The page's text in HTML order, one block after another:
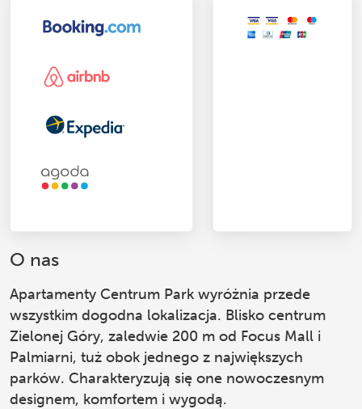
O nas
Apartamenty Centrum Park wyróżnia przede
wszystkim dogodna lokalizacja. Blisko centrum
Zielonej Góry, zaledwie 200 m od Focus Mall i
Palmiarni, tuż obok jednego z największych
parków. Charakteryzują się one nowoczesnym
designem, komfortem i wygodą.